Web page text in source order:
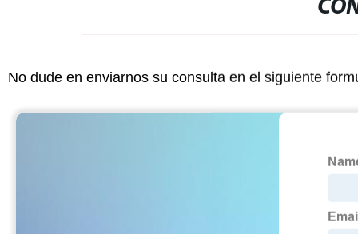
No dude en enviarnos su consulta en el siguiente